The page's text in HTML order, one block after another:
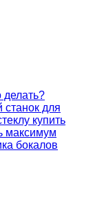
делать?
максимум
бокалов